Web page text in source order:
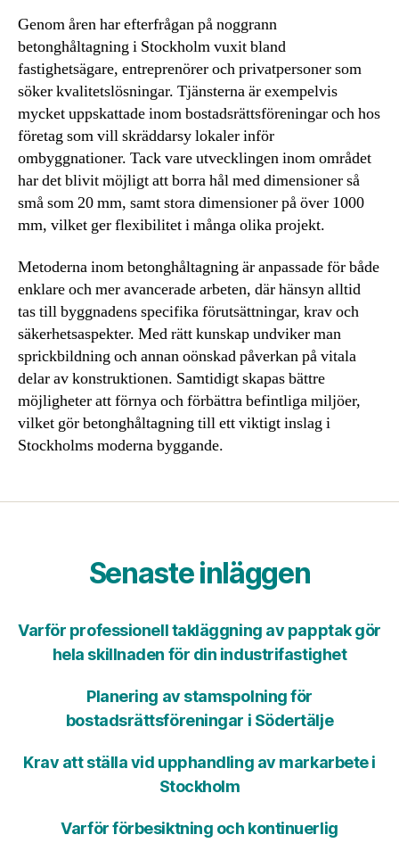
Genom åren har efterfrågan på noggrann
betonghåltagning i Stockholm vuxit bland
fastighetsägare, entreprenörer och privatpersoner som
söker kvalitetslösningar. Tjänsterna är exempelvis
mycket uppskattade inom bostadsrättsföreningar och hos
företag som vill skräddarsy lokaler inför
ombyggnationer. Tack vare utvecklingen inom området
har det blivit möjligt att borra hål med dimensioner så
små som 20 mm, samt stora dimensioner på över 1000
mm, vilket ger flexibilitet i många olika projekt.
Metoderna inom betonghåltagning är anpassade för både
enklare och mer avancerade arbeten, där hänsyn alltid
tas till byggnadens specifika förutsättningar, krav och
säkerhetsaspekter. Med rätt kunskap undviker man
sprickbildning och annan oönskad påverkan på vitala
delar av konstruktionen. Samtidigt skapas bättre
möjligheter att förnya och förbättra befintliga miljöer,
vilket gör betonghåltagning till ett viktigt inslag i
Stockholms moderna byggande.
Senaste inläggen
Varför professionell takläggning av papptak gör
hela skillnaden för din industrifastighet
Planering av stamspolning för
bostadsrättsföreningar i Södertälje
Krav att ställa vid upphandling av markarbete i
Stockholm
Varför förbesiktning och kontinuerlig